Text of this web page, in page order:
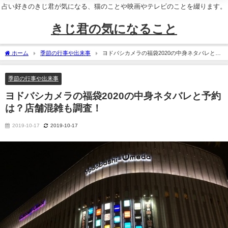
占い好きのきじ君が気になる、猫のことや映画やテレビのことを綴ります。
きじ君の気になること
ホーム 季節の行事や出来事
ヨドバシカメラの福袋2020の中身ネタバレと予
約は？店舗混雑も調査！
季節の行事や出来事
ヨドバシカメラの福袋2020の中身ネタバレと予約
は？店舗混雑も調査！
2019-10-17 2019-10-17